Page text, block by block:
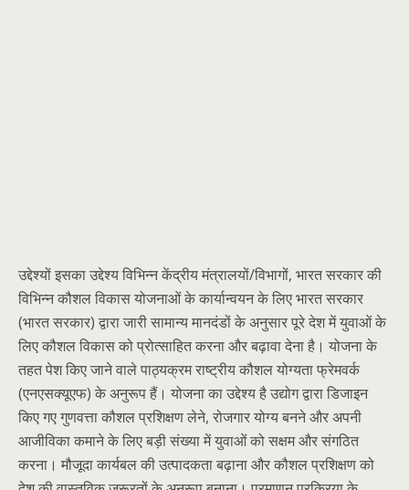
उद्देश्यों इसका उद्देश्य विभिन्न केंद्रीय मंत्रालयों/विभागों, भारत सरकार की
विभिन्न कौशल विकास योजनाओं के कार्यान्वयन के लिए भारत सरकार
(भारत सरकार) द्वारा जारी सामान्य मानदंडों के अनुसार पूरे देश में युवाओं के
लिए कौशल विकास को प्रोत्साहित करना और बढ़ावा देना है। योजना के
तहत पेश किए जाने वाले पाठ्यक्रम राष्ट्रीय कौशल योग्यता फ्रेमवर्क
(एनएसक्यूएफ) के अनुरूप हैं। योजना का उद्देश्य है उद्योग द्वारा डिजाइन
किए गए गुणवत्ता कौशल प्रशिक्षण लेने, रोजगार योग्य बनने और अपनी
आजीविका कमाने के लिए बड़ी संख्या में युवाओं को सक्षम और संगठित
करना। मौजूदा कार्यबल की उत्पादकता बढ़ाना और कौशल प्रशिक्षण को